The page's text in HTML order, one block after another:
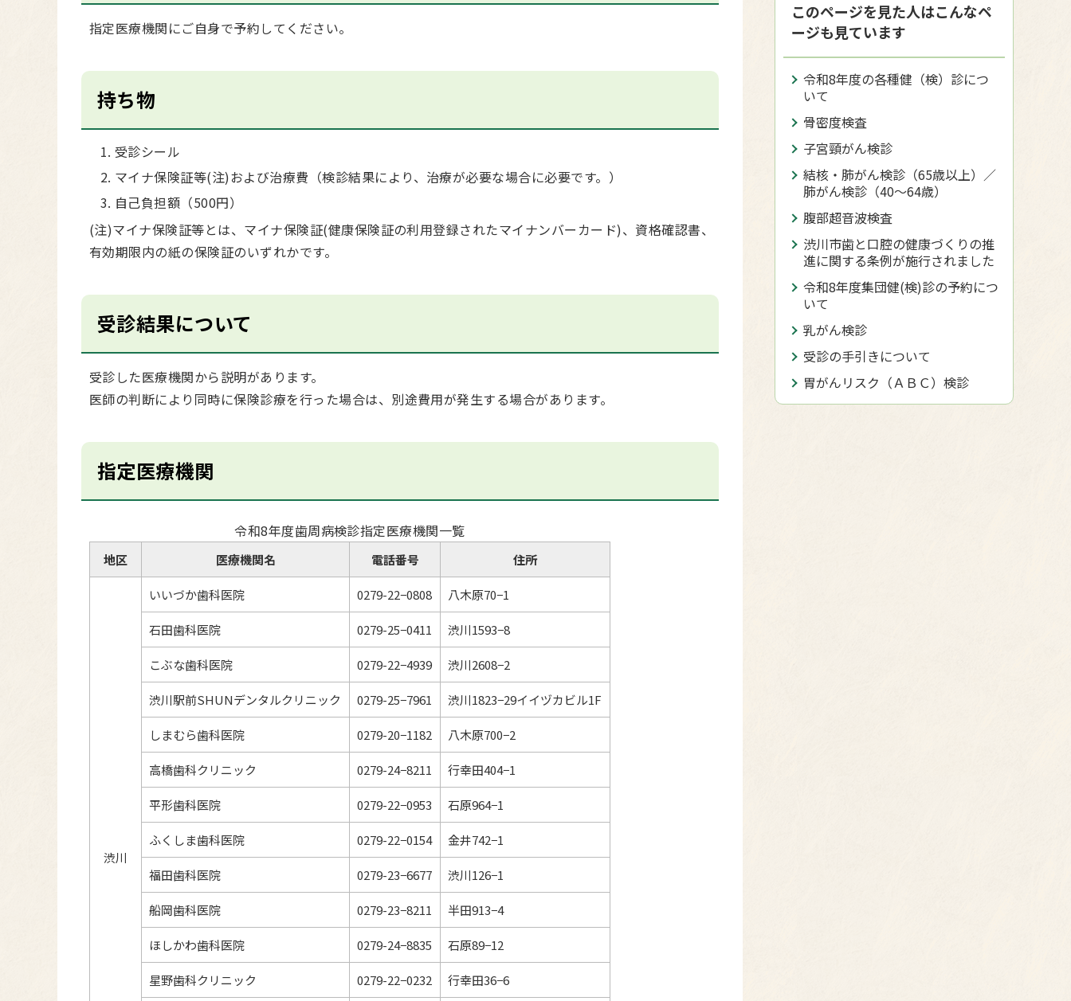
指定医療機関にご自身で予約してください。
持ち物
受診シール
マイナ保険証等(注)および治療費（検診結果により、治療が必要な場合に必要です。）
自己負担額（500円）
(注)マイナ保険証等とは、マイナ保険証(健康保険証の利用登録されたマイナンバーカード)、資格確認書、
有効期限内の紙の保険証のいずれかです。
受診結果について
受診した医療機関から説明があります。
医師の判断により同時に保険診療を行った場合は、別途費用が発生する場合があります。
指定医療機関
令和8年度歯周病検診指定医療機関一覧
地区 医療機関名 電話番号 住所
渋川
いいづか歯科医院 0279-22−0808 八木原70−1
石田歯科医院 0279-25−0411 渋川1593−8
こぶな歯科医院 0279-22−4939 渋川2608−2
渋川駅前SHUNデンタルクリニック 0279-25−7961 渋川1823−29イイヅカビル1F
しまむら歯科医院 0279-20−1182 八木原700−2
高橋歯科クリニック 0279-24−8211 行幸田404−1
平形歯科医院 0279-22−0953 石原964−1
ふくしま歯科医院 0279-22−0154 金井742−1
福田歯科医院 0279-23−6677 渋川126−1
船岡歯科医院 0279-23−8211 半田913−4
ほしかわ歯科医院 0279-24−8835 石原89−12
星野歯科クリニック 0279-22−0232 行幸田36−6
このページを見た人はこんなペ
ージも見ています
令和8年度の各種健（検）診につ
いて
骨密度検査
子宮頸がん検診
結核・肺がん検診（65歳以上）／
肺がん検診（40〜64歳）
腹部超音波検査
渋川市歯と口腔の健康づくりの推
進に関する条例が施行されました
令和8年度集団健(検)診の予約につ
いて
乳がん検診
受診の手引きについて
胃がんリスク（ＡＢＣ）検診